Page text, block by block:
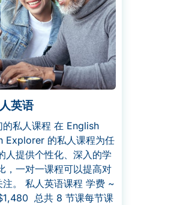
英语
私人课程 在 English
Explorer 的私人课程为任
人提供个性化、深入的学
，一对一课程可以提高对
。 私人英语课程 学费 ~
总共 8 节课每节课